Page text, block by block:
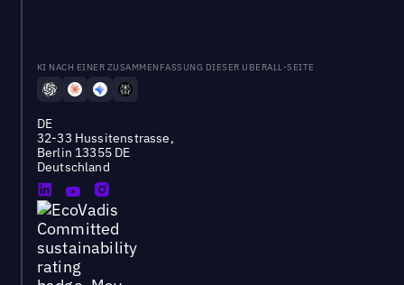
KI NACH EINER ZUSAMMENFASSUNG DIESER UBERALL-SEITE
DE
32-33 Hussitenstrasse,
Berlin 13355 DE
Deutschland